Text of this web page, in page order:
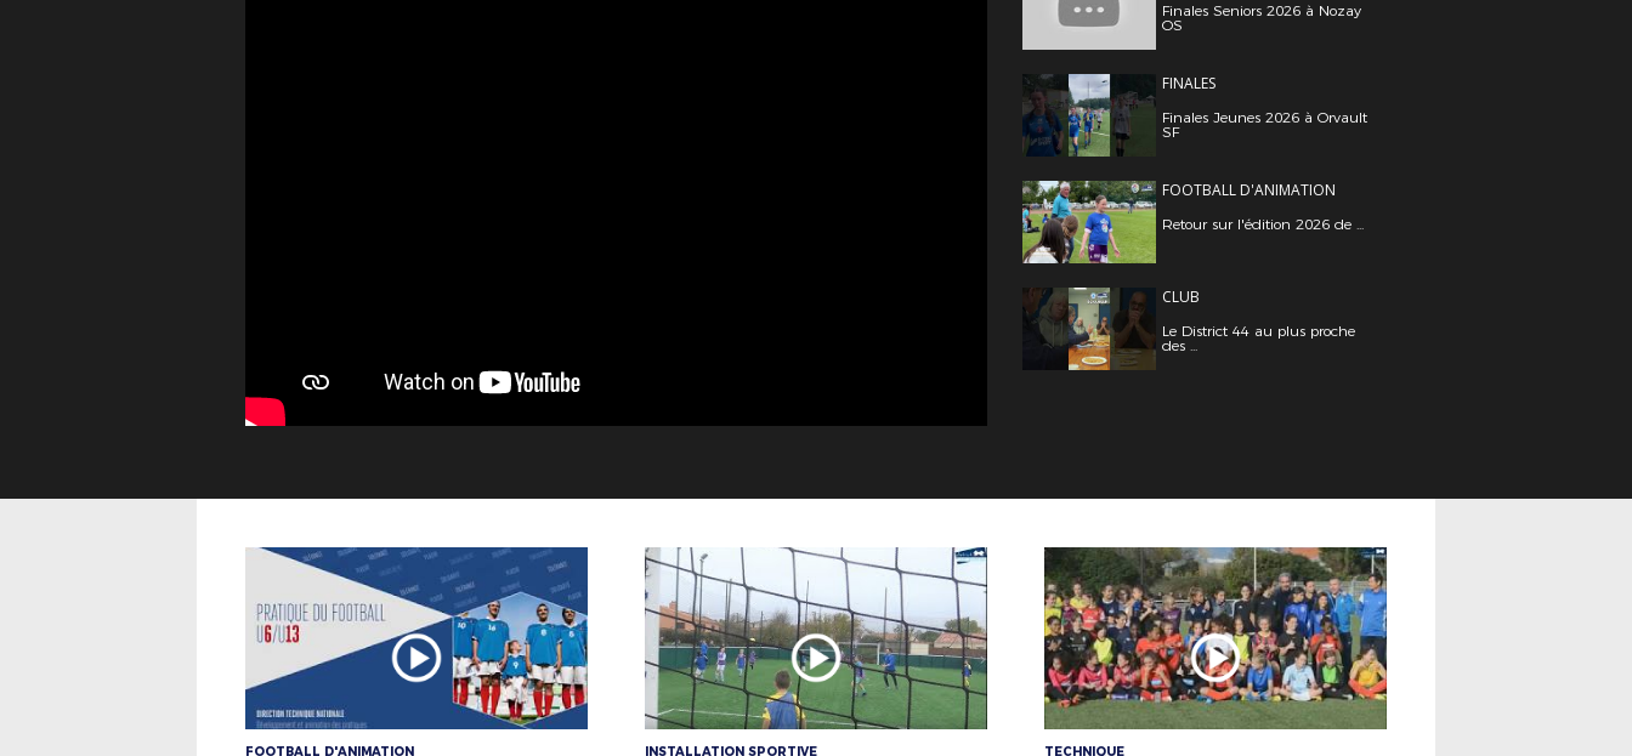
Finales Seniors 2026 à Nozay
OS
FINALES
Finales Jeunes 2026 à Orvault
SF
FOOTBALL D'ANIMATION
Retour sur l'édition 2026 de ...
CLUB
Le District 44 au plus proche
des ...
FOOTBALL D'ANIMATION INSTALLATION SPORTIVE TECHNIQUE